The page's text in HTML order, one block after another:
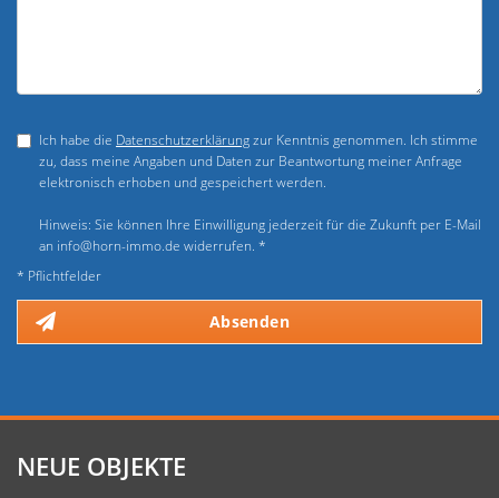
Ich habe die Datenschutzerklärungzur Kenntnis genommen. Ich stimme
zu, dass meine Angaben und Daten zur Beantwortung meiner Anfrage
elektronisch erhoben und gespeichert werden.
Hinweis: Sie können Ihre Einwilligung jederzeit für die Zukunft per E-Mail
an info@horn-immo.de widerrufen. *
* Pflichtfelder
Absenden
NEUE OBJEKTE